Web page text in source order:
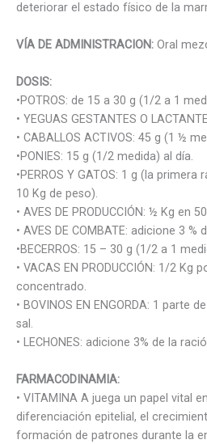
deteriorar el estado físico de la
VÍA DE ADMINISTRACION: Oral
DOSIS:
•POTROS: de 15 a 30 g (1/2 a 1
• YEGUAS GESTANTES O
• CABALLOS ACTIVOS: 45 g (1 ½
•PONIES: 15 g (1/2 medida) al día.
•PERROS Y GATOS: 1 g (la
10 Kg de peso).
• AVES DE PRODUCCIÓN: ½ Kg en
• AVES DE COMBATE: adicione 3 %
•BECERROS: 15 – 30 g (1/2 a 1
• VACAS EN PRODUCCIÓN: 1/2 Kg
concentrado.
• BOVINOS EN ENGORDA: 1 parte
sal.
• LECHONES: adicione 3% de la
FARMACODINAMIA:
• VITAMINA A juega un papel vital
diferenciación epitelial, el
formación de patrones durante la